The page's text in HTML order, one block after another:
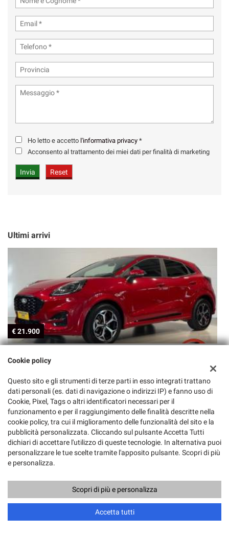
Ho letto e accetto l'informativa privacy *
Acconsento al trattamento dei miei dati per finalità di marketing
Ultimi arrivi
€ 21.900
Puma 1.0EcoBoost Hybrid 125cv aut. ST-Line PREZZO REALE
Cookie policy
Questo sito e gli strumenti di terze parti in esso integrati trattano
dati personali (es. dati di navigazione o indirizzi IP) e fanno uso di
Cookie, Pixel, Tags o altri identificatori necessari per il
funzionamento e per il raggiungimento delle finalità descritte nella
cookie policy, tra cui il miglioramento delle funzionalità del sito e la
pubblicità personalizzata. Cliccando sul pulsante Accetta Tutti
dichiari di accettare l'utilizzo di queste tecnologie. In alternativa puoi
personalizzare le tue scelte tramite l'apposito pulsante. Scopri di più
e personalizza.
Scopri di più e personalizza
Accetta tutti